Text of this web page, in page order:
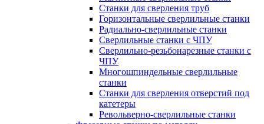
Станки для сверления труб
Горизонтальные сверлильные станки
Радиально-сверлильные станки
Сверлильные станки с ЧПУ
Сверлильно-резьбонарезные станки с
ЧПУ
Многошпиндельные сверлильные
станки
Станки для сверления отверстий под
катетеры
Револьверно-сверлильные станки